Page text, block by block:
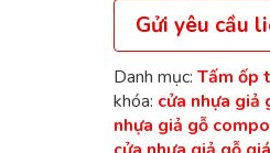
Gửi yêu cầu
Danh mục: Tấm ốp
khóa: cửa nhựa
nhựa giả gỗ